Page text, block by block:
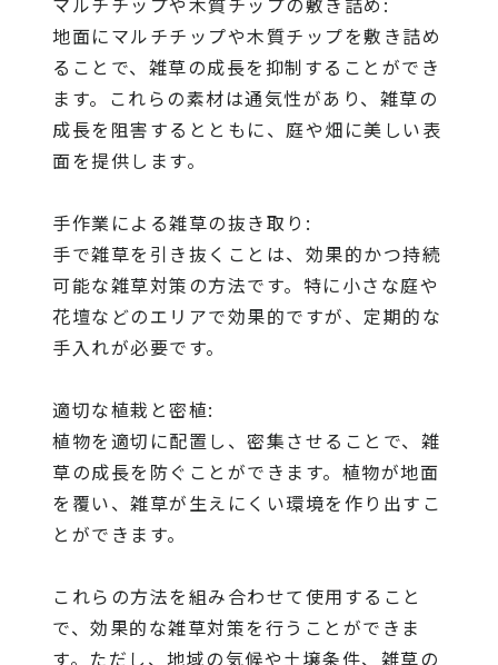
地面にマルチチップや木質チップを敷き詰め
ることで、雑草の成長を抑制することができ
ます。これらの素材は通気性があり、雑草の
成長を阻害するとともに、庭や畑に美しい表
面を提供します。
手作業による雑草の抜き取り:
手で雑草を引き抜くことは、効果的かつ持続
可能な雑草対策の方法です。特に小さな庭や
花壇などのエリアで効果的ですが、定期的な
手入れが必要です。
適切な植栽と密植:
植物を適切に配置し、密集させることで、雑
草の成長を防ぐことができます。植物が地面
を覆い、雑草が生えにくい環境を作り出すこ
とができます。
これらの方法を組み合わせて使用すること
で、効果的な雑草対策を行うことができま
す。ただし、地域の気候や土壌条件、雑草の